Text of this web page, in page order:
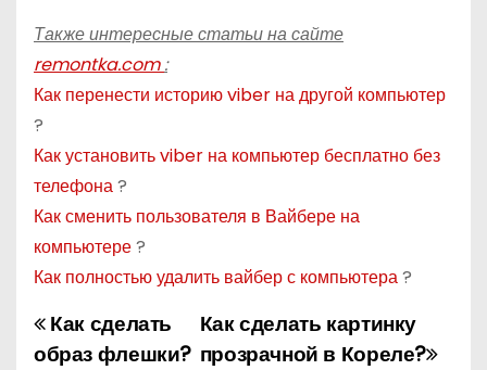
Также интересные статьи на сайте
remontka.com:
Как перенести историю viber на другой компьютер
?
Как установить viber на компьютер бесплатно без
телефона?
Как сменить пользователя в Вайбере на
компьютере?
Как полностью удалить вайбер с компьютера?
Н
Как сделать картинку
прозрачной в Кореле?
Как сделать
образ флешки?